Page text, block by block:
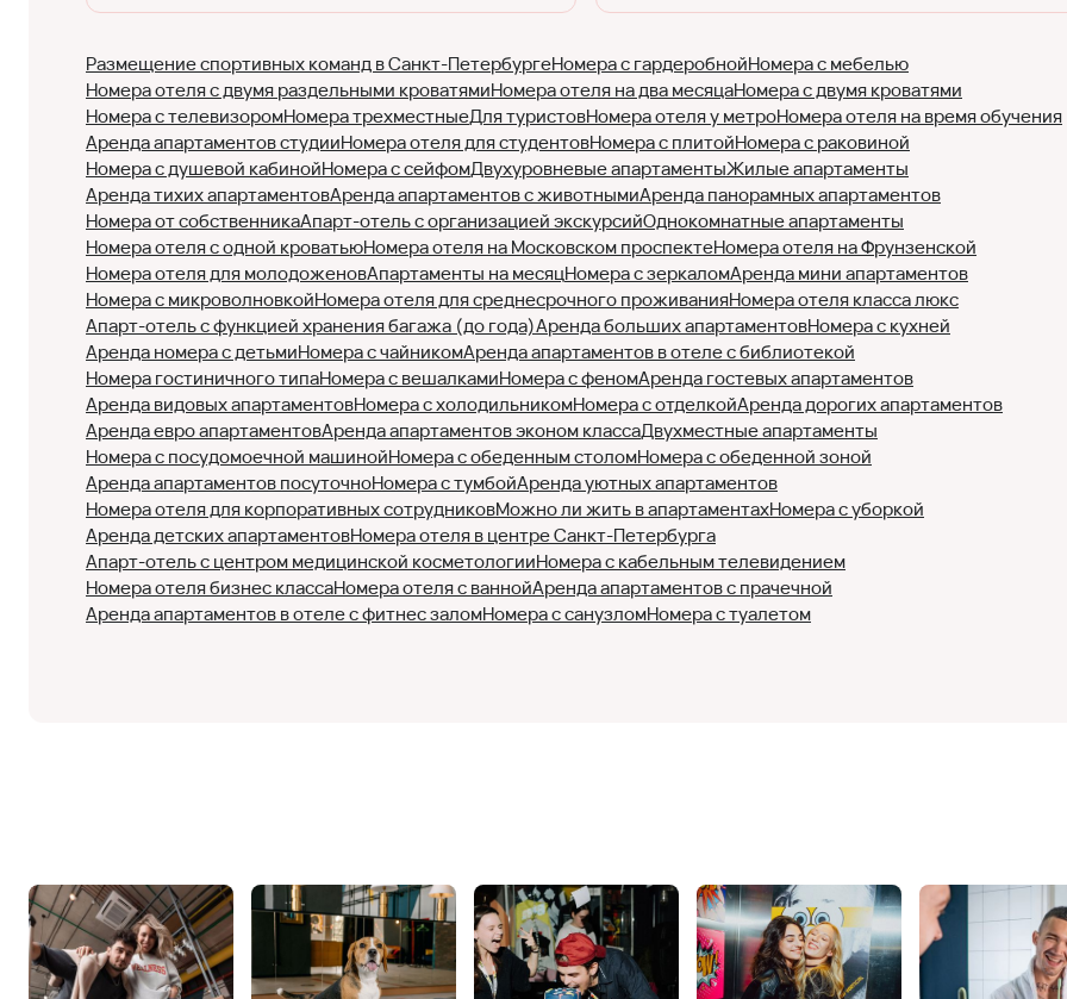
Размещение спортивных команд в Санкт-ПетербургеНомера с гардеробнойНомера с мебелью
Номера отеля с двумя раздельными кроватямиНомера отеля на два месяцаНомера с двумя кроватями
Номера с телевизоромНомера трехместныеДля туристовНомера отеля у метроНомера отеля на время обучения
Аренда апартаментов студииНомера отеля для студентовНомера с плитойНомера с раковиной
Номера с душевой кабинойНомера с сейфомДвухуровневые апартаментыЖилые апартаменты
Аренда тихих апартаментовАренда апартаментов с животнымиАренда панорамных апартаментов
Номера от собственникаАпарт-отель с организацией экскурсийОднокомнатные апартаменты
Номера отеля с одной кроватьюНомера отеля на Московском проспектеНомера отеля на Фрунзенской
Номера отеля для молодоженовАпартаменты на месяцНомера с зеркаломАренда мини апартаментов
Номера с микроволновкойНомера отеля для среднесрочного проживанияНомера отеля класса люкс
Апарт-отель с функцией хранения багажа (до года)Аренда больших апартаментовНомера с кухней
Аренда номера с детьмиНомера с чайникомАренда апартаментов в отеле с библиотекой
Номера гостиничного типаНомера с вешалкамиНомера с феномАренда гостевых апартаментов
Аренда видовых апартаментовНомера с холодильникомНомера с отделкойАренда дорогих апартаментов
Аренда евро апартаментовАренда апартаментов эконом классаДвухместные апартаменты
Номера с посудомоечной машинойНомера с обеденным столомНомера с обеденной зоной
Аренда апартаментов посуточноНомера с тумбойАренда уютных апартаментов
Номера отеля для корпоративных сотрудниковМожно ли жить в апартаментахНомера с уборкой
Аренда детских апартаментовНомера отеля в центре Санкт-Петербурга
Апарт-отель с центром медицинской косметологииНомера с кабельным телевидением
Номера отеля бизнес классаНомера отеля с ваннойАренда апартаментов с прачечной
Аренда апартаментов в отеле с фитнес заломНомера с санузломНомера с туалетом